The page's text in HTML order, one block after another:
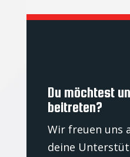
Du möchtest
beitreten?
Wir freuen uns
deine